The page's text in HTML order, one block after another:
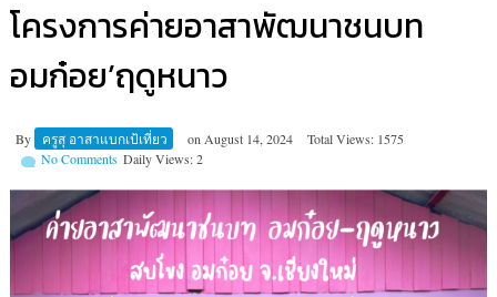
โครงการค่ายอาสาพัฒนา​ชนบท​
อมก๋อย​’ฤดูหนาว
By ครูสุ อาสาแบกเป้เที่ยว on August 14, 2024
Total Views: 1575
Daily Views: 2
No Comments